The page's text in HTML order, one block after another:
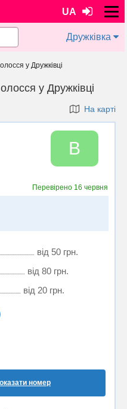
UA
Дружківка
у Дружківці
у Дружківці
На карті
B
Перевірено 16 червня
від 50 грн.
від 80 грн.
від 20 грн.
номер